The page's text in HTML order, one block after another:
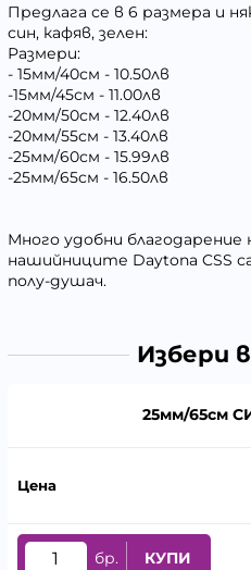
Предлага се в 6 размера и
син, кафяв, зелен:
Размери:
- 15мм/40см - 10.50лв
-15мм/45см - 11.00лв
-20мм/50см - 12.40лв
-20мм/55см - 13.40лв
-25мм/60см - 15.99лв
-25мм/65см - 16.50лв
Много удобни
нашийниците Daytona CSS
полу-душач.
Избери
25мм/65см
бр. КУПИ